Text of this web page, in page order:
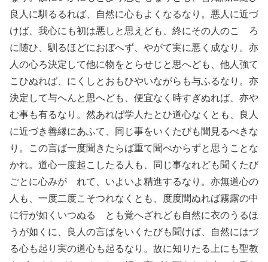
良人に馴るるれば、自然に心もよくなるなり。悪人に近づ
けば、我心にも初は悪しと思えども、終にその人のこゝろ
に随ひ、馴るほどにおぼへず、やがて実に悪く成なり。亦
人の心ろ決定して他に物をとらせじと思へども、他人強て
こひぬれば、にくしとおもひやいながらも与ふるなり。亦
決定して与へんと思へども、便宜なく時すぎぬれば、亦や
む事も有るなり。然あれば学人たとひ道心なくとも、良人
に近づき善縁にあふて、同じ事をいくたびも聞見るべきな
り。この言ば一度聞きたらば重て聞べからずと思うことな
かれ。道心一度起こしたる人も、同じ事なれども聞くたび
ごとに心みがゝれて、いよいよ精進するなり。亦無道心の
人も、一度二度こそつれなくとも、度度聞ぬれば霧露の中
に行が如くいつぬるゝとも覚へざれども自然に衣のうるほ
うが如くに、良人の言ばをいくたびも聞けば、自然にはづ
る心も起り実の道心も起るなり。故に知りたる上にも聖教